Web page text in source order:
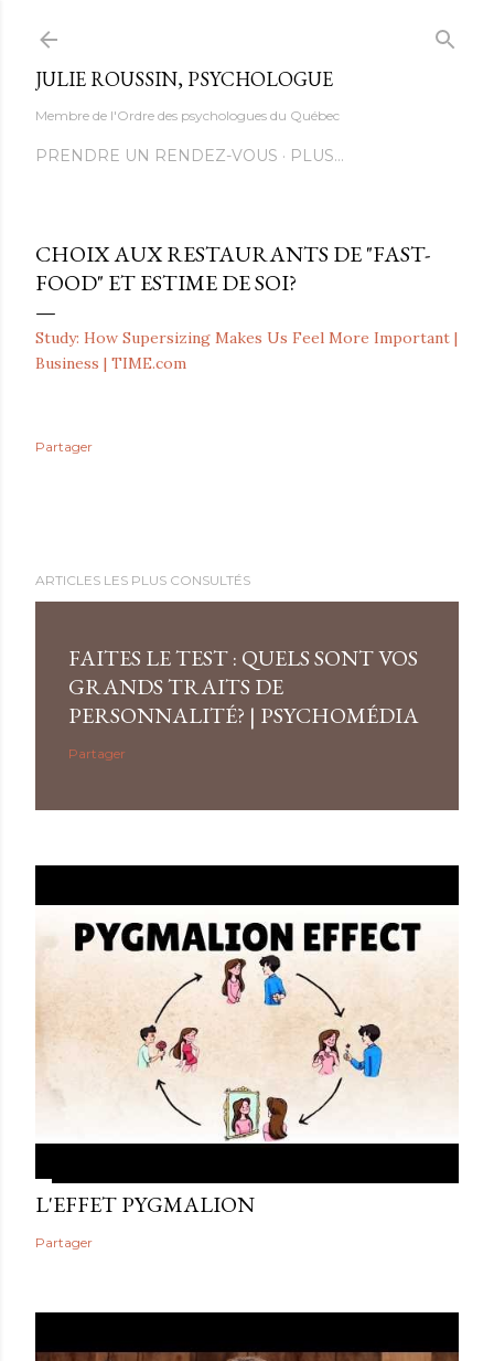
JULIE ROUSSIN, PSYCHOLOGUE
Membre de l'Ordre des psychologues du Québec
PRENDRE UN RENDEZ-VOUS PLUS…
CHOIX AUX RESTAURANTS DE "FAST-
FOOD" ET ESTIME DE SOI?
Study: How Supersizing Makes Us Feel More Important |
Business | TIME.com
Partager
ARTICLES LES PLUS CONSULTÉS
FAITES LE TEST : QUELS SONT VOS
GRANDS TRAITS DE
PERSONNALITÉ? | PSYCHOMÉDIA
Partager
L'EFFET PYGMALION
Partager